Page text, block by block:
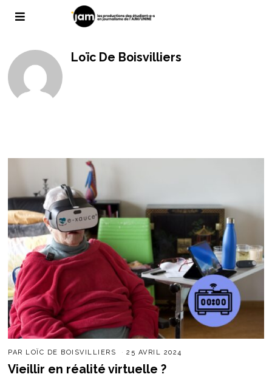
Loïc De Boisvilliers
PAR LOÏC DE BOISVILLIERS 25 AVRIL 2024
Vieillir en réalité virtuelle ?